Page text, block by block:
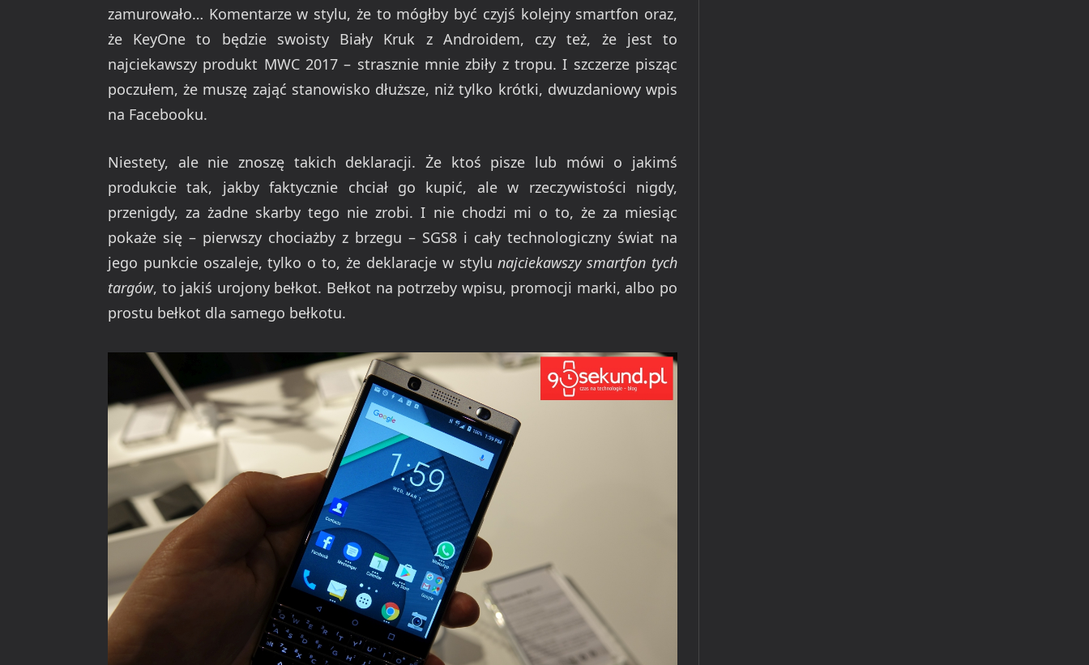
zamurowało… Komentarze w stylu, że to mógłby być czyjś kolejny smartfon oraz,
że KeyOne to będzie swoisty Biały Kruk z Androidem, czy też, że jest to
najciekawszy produkt MWC 2017 – strasznie mnie zbiły z tropu. I szczerze pisząc
poczułem, że muszę zająć stanowisko dłuższe, niż tylko krótki, dwuzdaniowy wpis
na Facebooku.
Niestety, ale nie znoszę takich deklaracji. Że ktoś pisze lub mówi o jakimś
produkcie tak, jakby faktycznie chciał go kupić, ale w rzeczywistości nigdy,
przenigdy, za żadne skarby tego nie zrobi. I nie chodzi mi o to, że za miesiąc
pokaże się – pierwszy chociażby z brzegu – SGS8 i cały technologiczny świat na
jego punkcie oszaleje, tylko o to, że deklaracje w stylunajciekawszy smartfon tych
targów, to jakiś urojony bełkot. Bełkot na potrzeby wpisu, promocji marki, albo po
prostu bełkot dla samego bełkotu.